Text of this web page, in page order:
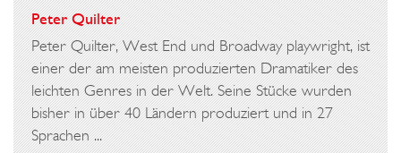
Peter Quilter
Peter Quilter, West End und Broadway playwright, ist
einer der am meisten produzierten Dramatiker des
leichten Genres in der Welt. Seine Stücke wurden
bisher in über 40 Ländern produziert und in 27
Sprachen ...